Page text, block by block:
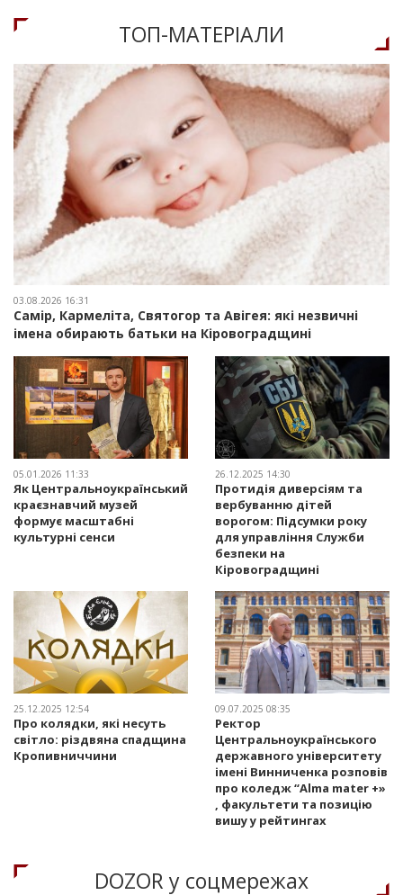
ТОП-МАТЕРIАЛИ
03.08.2026 16:31
Самір, Кармеліта, Святогор та Авігея: які незвичні
імена обирають батьки на Кіровоградщині
05.01.2026 11:33
Як Центральноукраїнський
краєзнавчий музей
формує масштабні
культурні сенси
26.12.2025 14:30
Протидія диверсіям та
вербуванню дітей
ворогом: Підсумки року
для управління Служби
безпеки на
Кіровоградщині
25.12.2025 12:54
Про колядки, які несуть
світло: різдвяна спадщина
Кропивниччини
09.07.2025 08:35
Ректор
Центральноукраїнського
державного університету
імені Винниченка розповів
про коледж “Alma mater +»
, факультети та позицію
вишу у рейтингах
DOZOR у соцмережах